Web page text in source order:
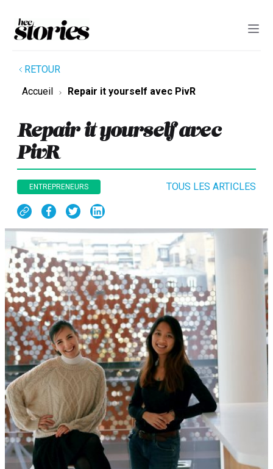
RETOUR
Accueil
Repair it yourself avec PivR
Repair it yourself avec
PivR
ENTREPRENEURS TOUS LES ARTICLES